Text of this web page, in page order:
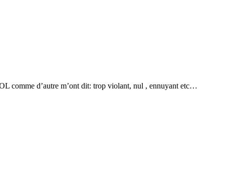
comme d’autre m’ont dit: trop violant, nul , ennuyant etc…